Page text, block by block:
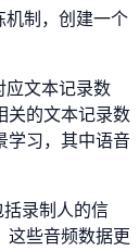
机制，创建一个
应文本记录数
关的文本记录数
学习，其中语音
括录制人的信
这些音频数据更